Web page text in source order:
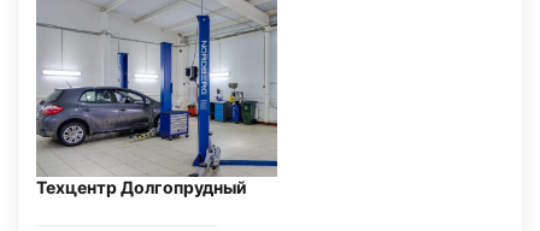
Техцентр Долгопрудный